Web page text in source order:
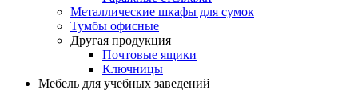
Металлические шкафы для сумок
Тумбы офисные
Другая продукция
Почтовые ящики
Ключницы
Мебель для учебных заведений